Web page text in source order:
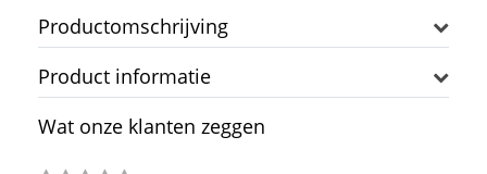
Productomschrijving
Product informatie
Wat onze klanten zeggen